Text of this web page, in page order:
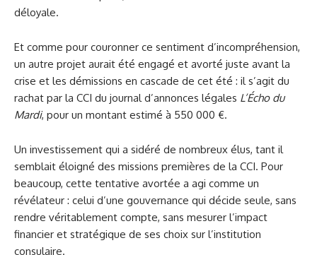
déloyale.
Et comme pour couronner ce sentiment d’incompréhension,
un autre projet aurait été engagé et avorté juste avant la
crise et les démissions en cascade de cet été : il s’agit du
rachat par la CCI du journal d’annonces légales L’Écho du
Mardi, pour un montant estimé à 550 000 €.
Un investissement qui a sidéré de nombreux élus, tant il
semblait éloigné des missions premières de la CCI. Pour
beaucoup, cette tentative avortée a agi comme un
révélateur : celui d’une gouvernance qui décide seule, sans
rendre véritablement compte, sans mesurer l’impact
financier et stratégique de ses choix sur l’institution
consulaire.